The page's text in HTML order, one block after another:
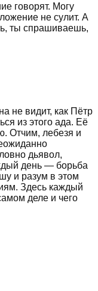
говорят. Могу
не сулит. А
ты спрашиваешь,
не видит, как Пётр
из этого ада. Её
Отчим, лебезя и
дьявол,
день — борьба
и разум в этом
Здесь каждый
деле и чего